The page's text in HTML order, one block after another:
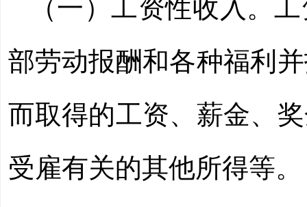
（一）工资性收入。
部劳动报酬和各种福利
而取得的工资、薪金、
受雇有关的其他所得等。